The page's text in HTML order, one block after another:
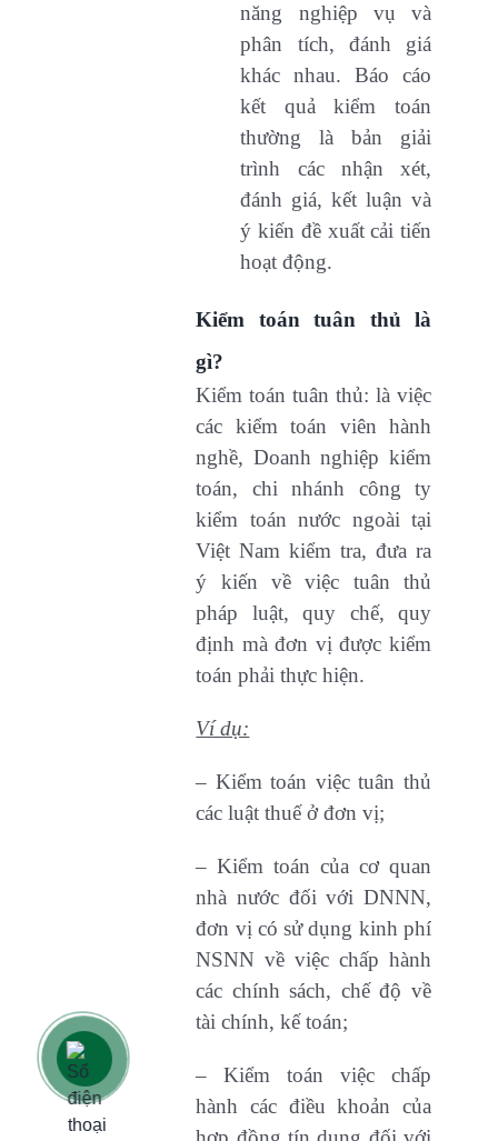
năng nghiệp vụ và
phân tích, đánh giá
khác nhau. Báo cáo
kết quả kiểm toán
thường là bản giải
trình các nhận xét,
đánh giá, kết luận và
ý kiến đề xuất cải tiến
hoạt động.
Kiểm toán tuân thủ là
gì?
Kiểm toán tuân thủ: là việc
các kiểm toán viên hành
nghề, Doanh nghiệp kiểm
toán, chi nhánh công ty
kiểm toán nước ngoài tại
Việt Nam kiểm tra, đưa ra
ý kiến về việc tuân thủ
pháp luật, quy chế, quy
định mà đơn vị được kiểm
toán phải thực hiện.
Ví dụ:
– Kiểm toán việc tuân thủ
các luật thuế ở đơn vị;
– Kiểm toán của cơ quan
nhà nước đối với DNNN,
đơn vị có sử dụng kinh phí
NSNN về việc chấp hành
các chính sách, chế độ về
tài chính, kế toán;
– Kiểm toán việc chấp
hành các điều khoản của